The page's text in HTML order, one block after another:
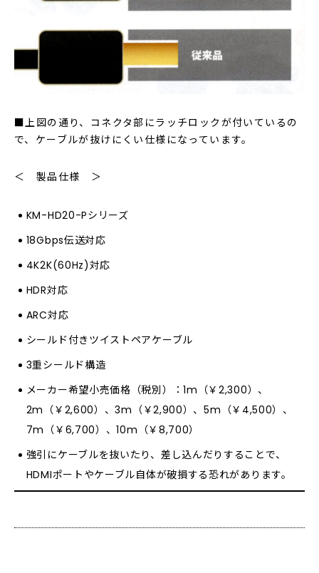
■上図の通り、コネクタ部にラッチロックが付いているの
で、ケーブルが抜けにくい仕様になっています。
＜ 製品仕様 ＞
KM-HD20-Pシリーズ
18Gbps伝送対応
4K2K(60Hz)対応
HDR対応
ARC対応
シールド付きツイストペアケーブル
3重シールド構造
メーカー希望小売価格（税別）：1m（￥2,300）、
2m（￥2,600）、3m（￥2,900）、5m（￥4,500）、
7m（￥6,700）、10m（￥8,700）
強引にケーブルを抜いたり、差し込んだりすることで、
HDMIポートやケーブル自体が破損する恐れがあります。